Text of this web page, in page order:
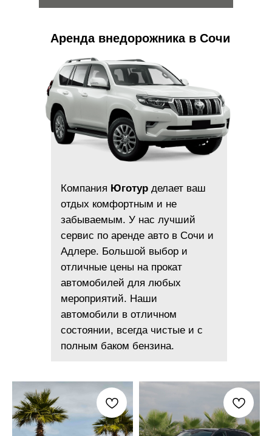
Аренда внедорожника в Сочи
Компания Юготур делает ваш
отдых комфортным и не
забываемым. У нас лучший
сервис по аренде авто в Сочи и
Адлере. Большой выбор и
отличные цены на прокат
автомобилей для любых
мероприятий. Наши
автомобили в отличном
состоянии, всегда чистые и с
полным баком бензина.